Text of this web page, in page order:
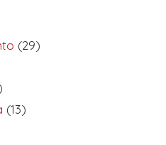
(29)
(13)